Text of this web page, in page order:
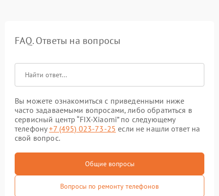
FAQ. Ответы на вопросы
Вы можете ознакомиться с приведенными ниже
часто задаваемыми вопросами, либо обратиться в
сервисный центр “FIX-Xiaomi” по следующему
телефону+7 (495) 023-73-25 если не нашли ответ на
свой вопрос.
Общие вопросы
Вопросы по ремонту телефонов